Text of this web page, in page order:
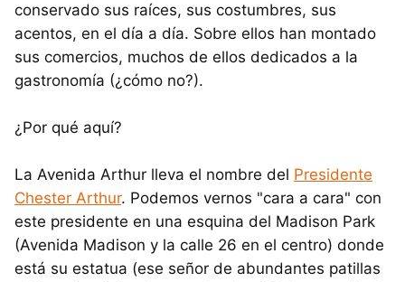
conservado sus raíces, sus costumbres, sus
acentos, en el día a día. Sobre ellos han montado
sus comercios, muchos de ellos dedicados a la
gastronomía (¿cómo no?).
¿Por qué aquí?
La Avenida Arthur lleva el nombre del Presidente
Chester Arthur. Podemos vernos "cara a cara" con
este presidente en una esquina del Madison Park
(Avenida Madison y la calle 26 en el centro) donde
está su estatua (ese señor de abundantes patillas